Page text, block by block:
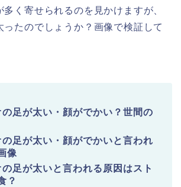
く寄せられるのを見かけますが、
ったのでしょうか？画像で検証して
足が太い・顔がでかい？世間の
足が太い・顔がでかいと言われ
像
足が太いと言われる原因はスト
？